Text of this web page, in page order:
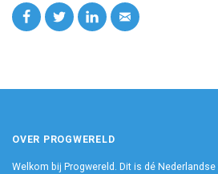
OVER PROGWERELD
Welkom bij Progwereld. Dit is dé